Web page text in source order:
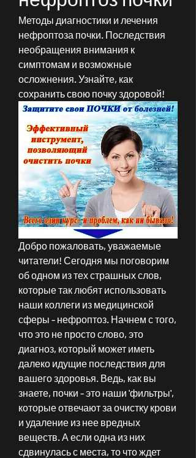
Методы диагностики и лечения
нефроптоза почки. Последствия
необращения внимания к
симптомам и возможные
осложнения. Узнайте, как
сохранить свою почку здоровой!
Добро пожаловать, уважаемые
читатели! Сегодня мы поговорим
об одном из тех страшных слов,
которые так любят использовать
наши коллеги из медицинской
сферы - нефроптоз. Начнем с того,
что это не просто слово, это
диагноз, который может иметь
далеко идущие последствия для
вашего здоровья. Ведь, как вы
знаете, почки - это наши 'фильтры',
которые отвечают за очистку крови
и удаление из нее вредных
веществ. А если одна из них
сдвинулась с места, то что ждет